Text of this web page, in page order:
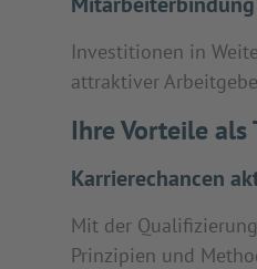
Investitionen in
attraktiver
Ihre Vorteile
Karrierechancen
Mit der
Prinzipien und